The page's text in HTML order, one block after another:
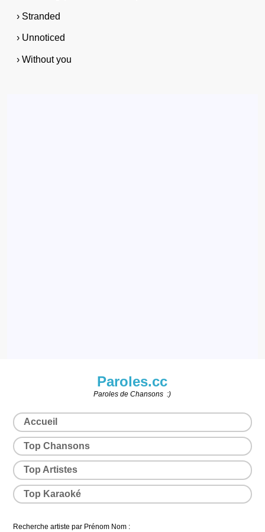
› Stranded
› Unnoticed
› Without you
Paroles.cc
Paroles de Chansons :)
Accueil
Top Chansons
Top Artistes
Top Karaoké
Recherche artiste par Prénom Nom :